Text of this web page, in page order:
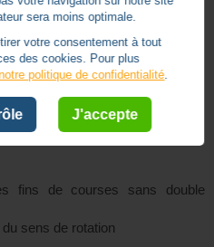
fins de courses sans double
sens de rotation
sera moins optimale.
votre consentement à tout
des cookies. Pour plus
notre politique de confidentialité.
J'accepte